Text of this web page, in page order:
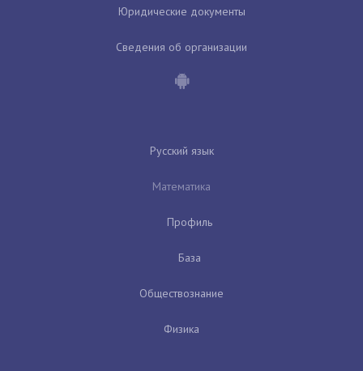
Юридические документы
Сведения об организации
Русский язык
Математика
Профиль
База
Обществознание
Физика